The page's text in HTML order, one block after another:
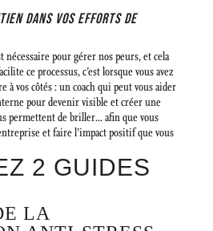
DANS VOS EFFORTS DE
pour gérer nos peurs, et cela
ce processus, c’est lorsque vous avez
à vos côtés : un coach qui peut vous aider
pour devenir visible et créer une
permettent de briller… afin que vous
et faire l’impact positif que vous
2 GUIDES
LA